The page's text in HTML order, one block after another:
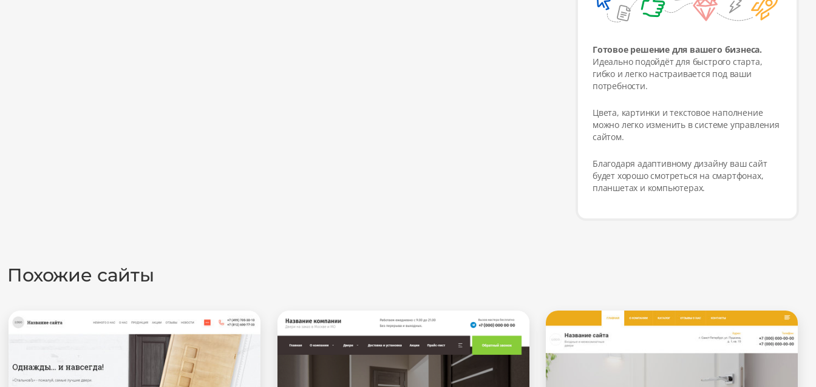
Готовое решение для вашего бизнеса.
Идеально подойдёт для быстрого старта,
гибко и легко настраивается под ваши
потребности.
Цвета, картинки и текстовое наполнение
можно легко изменить в системе управления
сайтом.
Благодаря адаптивному дизайну ваш сайт
будет хорошо смотреться на смартфонах,
планшетах и компьютерах.
Похожие сайты